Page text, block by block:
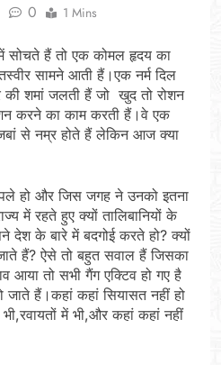
0 1 Mins
सोचते हैं तो एक कोमल हृदय का
सामने आती हैं।एक नर्म दिल
शमां जलती हैं जो खुद तो रोशन
करने का काम करती हैं।वे एक
से नम्र होते हैं लेकिन आज क्या
हो और जिस जगह ने उनको इतना
में रहते हुए क्यों तालिबानियों के
देश के बारे में बदगोई करते हो? क्यों
हैं? ऐसे तो बहुत सवाल हैं जिसका
आया तो सभी गैंग एक्टिव हो गए है
जाते हैं।कहां कहां सियासत नहीं हो
में भी,और कहां कहां नहीं